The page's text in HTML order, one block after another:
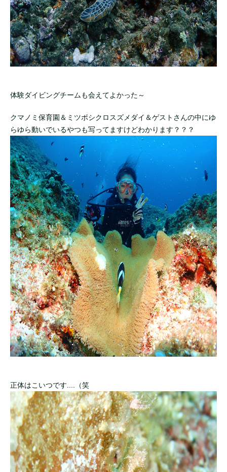
体験ダイビングチームも会えてよかった～
クマノミ保育園＆ミツボシクロスズメダイ＆ゲストさんの中にゆ
らゆら動いでいるやつも写ってますけどわかります？？？
正体はこいつです....（笑